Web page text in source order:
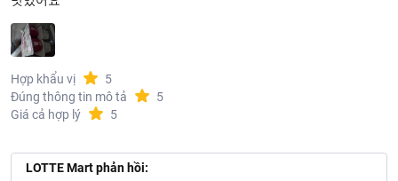
Hợp khẩu vị
5
Đúng thông tin mô tả
5
Giá cả hợp lý
5
LOTTE Mart phản hồi: